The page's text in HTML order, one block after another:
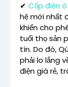
✔ Cốp điện
hệ mới nhất
khiển cho
tuổi thọ sản
tín. Do đó,
phải lo lắng
điện giá rẻ,